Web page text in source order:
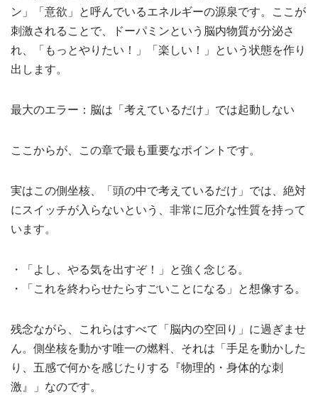
ン」「意欲」と呼んでいるエネルギーの源泉です。ここが
刺激されることで、ドーパミンという脳内物質が分泌さ
れ、「もっとやりたい！」「楽しい！」という状態を作り
出します。
最大のエラー：脳は「考えているだけ」では起動しない
ここからが、この章で最も重要なポイントです。
実はこの側坐核、「頭の中で考えているだけ」では、絶対
にスイッチが入らないという、非常に厄介な性質を持って
います。
・「よし、やる気を出すぞ！」と強く念じる。
・「これを終わらせたらすごいことになる」と想像する。
残念ながら、これらはすべて「脳内の空回り」に過ぎませ
ん。側坐核を動かす唯一の燃料、それは「手足を動かした
り、五感で何かを感じたりする『物理的・身体的な刺
激』」なのです。